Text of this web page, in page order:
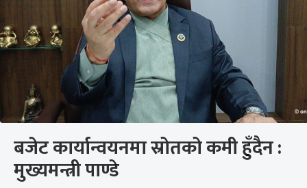
बजेट कार्यान्वयनमा स्रोतको कमी हुँदैन :
मुख्यमन्त्री पाण्डे